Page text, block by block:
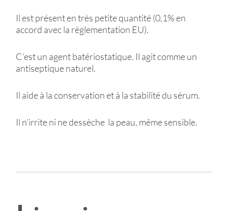
Il est présent en très petite quantité (0,1% en
accord avec la règlementation EU).
C’est un agent batériostatique. Il agit comme un
antiseptique naturel.
Il aide à la conservation et à la stabilité du sérum.
Il n’irrite ni ne dessèche la peau, même sensible.